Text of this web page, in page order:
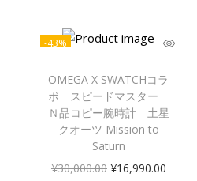
-43%
OMEGA X SWATCHコラ
ボ スピードマスター
Ｎ品コピー腕時計 土星
クオーツ Mission to
Saturn
¥30,000.00 ¥16,990.00